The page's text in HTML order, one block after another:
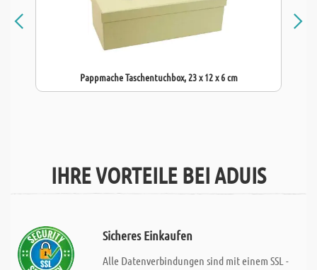
Pappmache Taschentuchbox, 23 x 12 x 6 cm
IHRE VORTEILE BEI ADUIS
Sicheres Einkaufen
Alle Datenverbindungen sind mit einem SSL -